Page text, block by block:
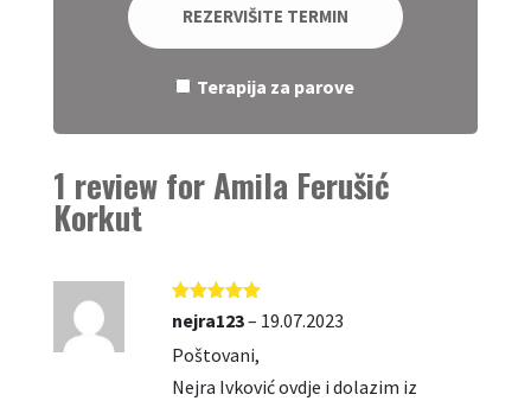
REZERVIŠITE TERMIN
Terapija za parove
1 review forAmila Ferušić
Korkut
Ocjenjeno
od 5
nejra123– 19.07.2023
Poštovani,
Nejra Ivković ovdje i dolazim iz